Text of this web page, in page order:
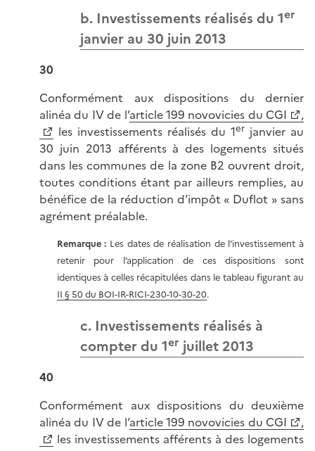
b. Investissements réalisés du 1er
janvier au 30 juin 2013
30
Conformément aux dispositions du dernier
alinéa du IV de l’article 199 novovicies du CGI
,
les investissements réalisés du 1er janvier au
30 juin 2013 afférents à des logements situés
dans les communes de la zone B2 ouvrent droit,
toutes conditions étant par ailleurs remplies, au
bénéfice de la réduction d’impôt « Duflot » sans
agrément préalable.
Remarque : Les dates de réalisation de l’investissement à
retenir pour l’application de ces dispositions sont
identiques à celles récapitulées dans le tableau figurant au
II § 50 du BOI-IR-RICI-230-10-30-20.
c. Investissements réalisés à
compter du 1er juillet 2013
40
Conformément aux dispositions du deuxième
alinéa du IV de l’article 199 novovicies du CGI
,
les investissements afférents à des logements